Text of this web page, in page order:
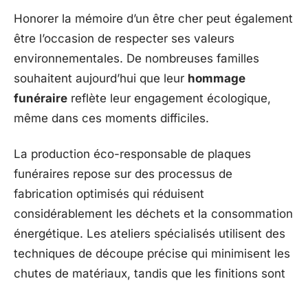
Honorer la mémoire d’un être cher peut également
être l’occasion de respecter ses valeurs
environnementales. De nombreuses familles
souhaitent aujourd’hui que leur hommage
funéraire reflète leur engagement écologique,
même dans ces moments difficiles.
La production éco-responsable de plaques
funéraires repose sur des processus de
fabrication optimisés qui réduisent
considérablement les déchets et la consommation
énergétique. Les ateliers spécialisés utilisent des
techniques de découpe précise qui minimisent les
chutes de matériaux, tandis que les finitions sont